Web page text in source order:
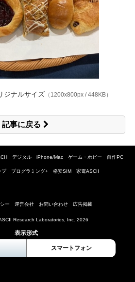
ジナルサイズ （1200x800px / 448KB）
記事に戻る
デジタル iPhone/Mac ゲーム・ホビー 自作PC
プ プログラミング+ 格安SIM 家電ASCII
ー 運営会社 お問い合わせ 広告掲載
Research Laboratories, Inc. 2026
表示形式
スマートフォン